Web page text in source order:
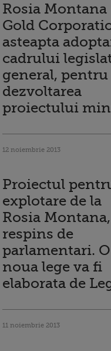
Rosia Montana
Gold
asteapta
cadrului
general, pentru
dezvoltarea
proiectului
12 noiembrie 2013
Proiectul
explotare de la
Rosia Montana,
respins de
parlamentari. O
noua lege va fi
elaborata de
11 noiembrie 2013